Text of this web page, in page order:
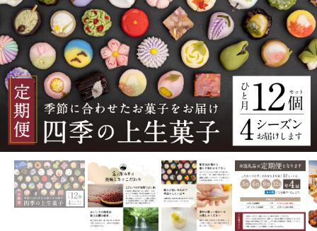
TOP パン・菓子類 和菓子 ほかの和菓子 四季の彩 上